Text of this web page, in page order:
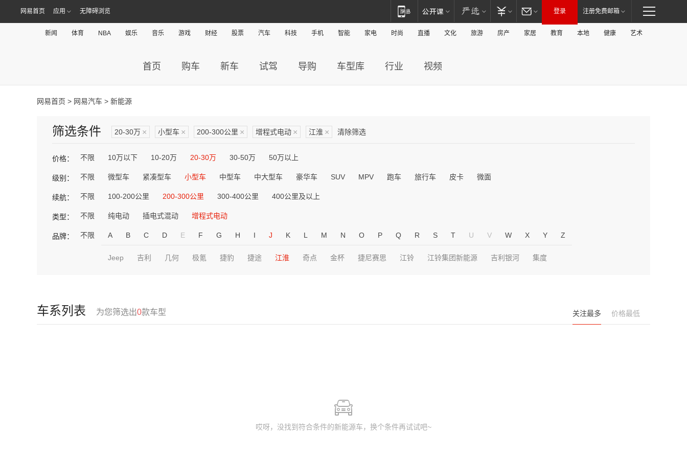
网易首页 应用 无障碍浏览 登录 注册免费邮箱
新闻 体育 NBA 娱乐 音乐 游戏 财经 股票 汽车 科技 手机 智能 家电 时尚 直播 文化 旅游 房产 家居 教育 本地 健康 艺术
首页 购车 新车 试驾 导购 车型库 行业 视频
网易首页 > 网易汽车 > 新能源
筛选条件 20-30万 × 小型车 × 200-300公里 × 增程式电动 × 江淮 × 清除筛选
价格： 不限 10万以下 10-20万 20-30万 30-50万 50万以上
级别： 不限 微型车 紧凑型车 小型车 中型车 中大型车 豪华车 SUV MPV 跑车 旅行车 皮卡 微面
续航： 不限 100-200公里 200-300公里 300-400公里 400公里及以上
类型： 不限 纯电动 插电式混动 增程式电动
品牌： 不限 A B C D E F G H I J K L M N O P Q R S T U V W X Y Z
Jeep 吉利 几何 极氪 捷豹 捷途 江淮 奇点 金杯 捷尼赛思 江铃 江铃集团新能源 吉利银河 集度
车系列表 为您筛选出0款车型 关注最多 价格最低
哎呀，没找到符合条件的新能源车，换个条件再试试吧~